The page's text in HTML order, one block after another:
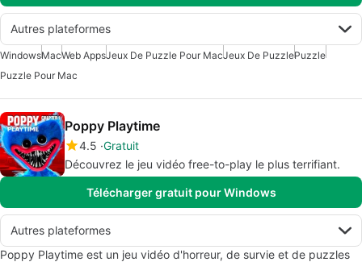
Autres plateformes
WindowsMacWeb AppsJeux De Puzzle Pour MacJeux De PuzzlePuzzle
Puzzle Pour Mac
Poppy Playtime
4.5 Gratuit
Découvrez le jeu vidéo free-to-play le plus terrifiant.
Télécharger gratuit pour Windows
Autres plateformes
Poppy Playtime est un jeu vidéo d'horreur, de survie et de puzzles